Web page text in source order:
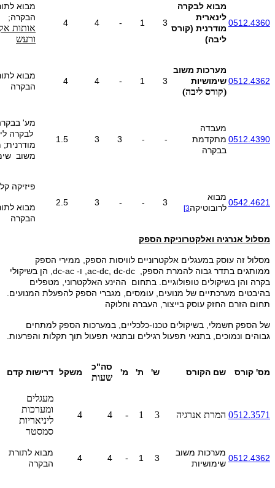
0512.4360
מבוא לבקרה
לינארית
מודרנית (קורס
ליבה)
3
1
-
4
4
מבוא
הבקרה;
אותות
ורעש
0512.4362
מערכות משוב
שימושיות
(קורס ליבה)
3
1
-
4
4
מבוא
הבקרה
0512.4390
מעבדה
מתקדמת
בבקרה
-
-
3
3
1.5
מע'
לבקרה
משוב
0542.4621
מבוא
לרובוטיקה3]
3
-
-
3
2.5
פיזיקה
מבוא
הבקרה
מסלול אנרגיה ואלקטרוניקת הספק
מסלול זה עוסק במעגלים אלקטרוניים לוויסות הספק, ממירי הספק
ממותגים בתדר גבוה להמרת הספק, ac-dc, dc-dc, ו- dc-ac, הן בשיקולי
בקרה והן בשיקולים טופולוגיים. בתחום ההינע האלקטרוני, מטפלים
בהיבטים מערכתיים של מנועים, עומסים, מגברי הספק להפעלת המנועים.
תחום הזרם החזק עוסק בייצור, העברה וחלוקה
של הספק חשמלי, בשיקולים טכנו-כלכליים, במערכות הספק למתחים
גבוהים ונמוכים, בתנאי תפעול רגילים ובתנאי תפעול תוך תקלות והפרעות.
מס' קורס שם הקורס ש' ת' מ'
סה"כ
שעות משקל דרישות קדם
0512.3571 המרת אנרגיה 3
1
-
4
4
מעגלים
ומערכות
ליניאריות
סמסטר
0512.4362
מערכות משוב
שימושיות
3
1
-
4
4
מבוא לתורת
הבקרה